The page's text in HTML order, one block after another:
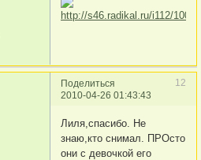
Поделиться
12
2010-04-26 01:43:43
Лиля,спасибо. Не
знаю,кто снимал. ПРОсто
они с девочкой его